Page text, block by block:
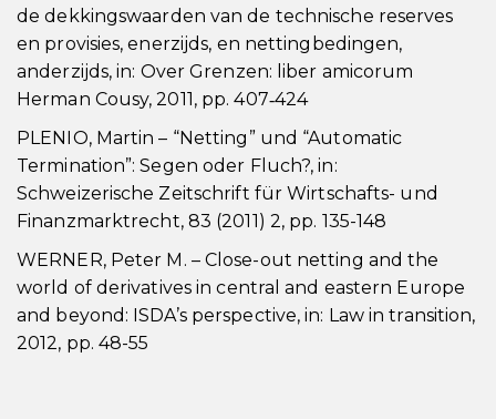
de dekkingswaarden van de technische reserves
en provisies, enerzijds, en nettingbedingen,
anderzijds, in: Over Grenzen: liber amicorum
Herman Cousy, 2011, pp. 407‑424
PLENIO, Martin – “Netting” und “Automatic
Termination”: Segen oder Fluch?, in:
Schweizerische Zeitschrift für Wirtschafts- und
Finanzmarktrecht, 83 (2011) 2, pp. 135-148
WERNER, Peter M. – Close-out netting and the
world of derivatives in central and eastern Europe
and beyond: ISDA’s perspective, in: Law in transition,
2012, pp. 48-55